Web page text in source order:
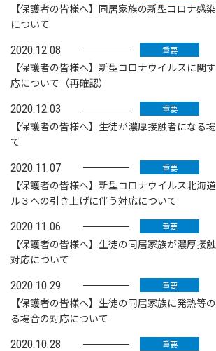
【保護者の皆様へ】同居家族の新型コロナ感
について
2020.12.08
重要
【保護者の皆様へ】新型コロナウイルスに関
応について（再確認）
2020.12.03
重要
【保護者の皆様へ】生徒が濃厚接触者になる
て
2020.11.07
重要
【保護者の皆様へ】新型コロナウイルス北海
ル３への引き上げに伴う対応について
2020.11.06
重要
【保護者の皆様へ】生徒の同居家族が濃厚接
対応について
2020.10.29
重要
【保護者の皆様へ】生徒の同居家族に発熱等
る場合の対応について
2020.10.28
重要